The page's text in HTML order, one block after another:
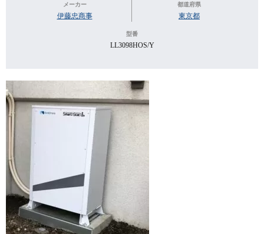
メーカー
伊藤忠商事
都道府県
東京都
型番
LL3098HOS/Y